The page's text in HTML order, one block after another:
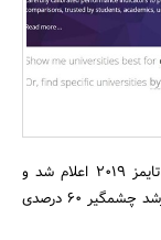
،نتایج رتبه بندی بین المللی تایمز ۲۰۱۹ اعلام شد و
حضور دانشگاههای کشور در این رتبه بندی جهانی با رشد چشمگیر ۶۰ درصدی